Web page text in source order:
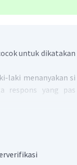
untuk dikatakan
laki menanyakan si
respons yang pas